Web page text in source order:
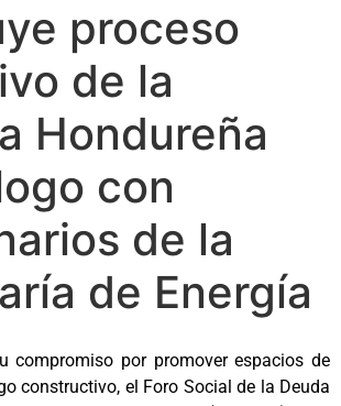
proceso
de la
Hondureña
con
de la
de Energía
compromiso por promover espacios de
constructivo, el Foro Social de la Deuda